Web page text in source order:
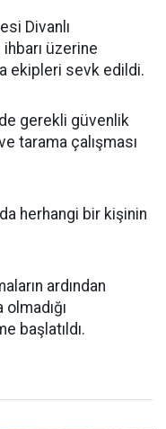
Divanlı
ihbarı üzerine
ekipleri sevk edildi.
gerekli güvenlik
tarama çalışması
herhangi bir kişinin
ardından
başlatıldı.